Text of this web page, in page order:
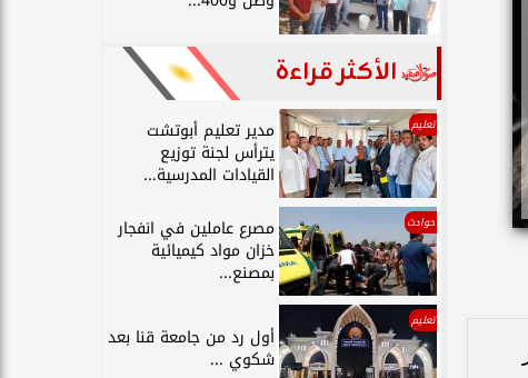
الأكثر قراءة
تعليم مدير تعليم أبوتشت
يترأس لجنة توزيع
القيادات المدرسية...
حوادث مصرع عاملين في انفجار
خزان مواد كيميائية
بمصنع...
تعليم
أول رد من جامعة قنا بعد
شكوي ...